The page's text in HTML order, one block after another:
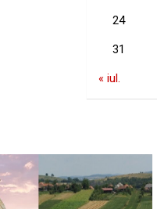
24
31
« iul.